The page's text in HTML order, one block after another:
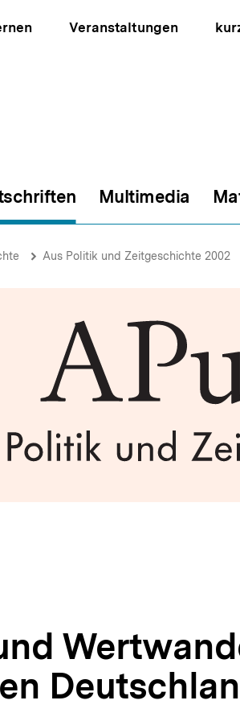
Veranstaltungen
Multimedia
Aus Politik und Zeitgeschichte 2002